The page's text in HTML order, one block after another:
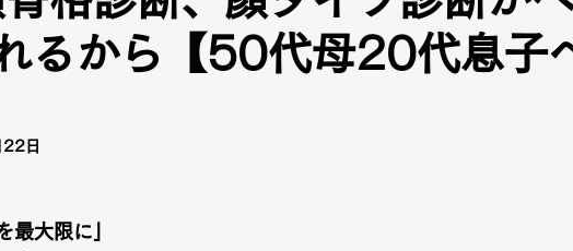
診断 パーソナルカラー診断 パーソナルカラー ブライダル
るから【50代母20代息子
日
最大限に」